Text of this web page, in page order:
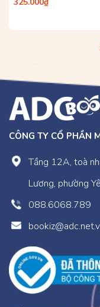
CÔNG TY CỔ PHẦN
Tầng 12A, toà
Lương, phường
088.6068.789